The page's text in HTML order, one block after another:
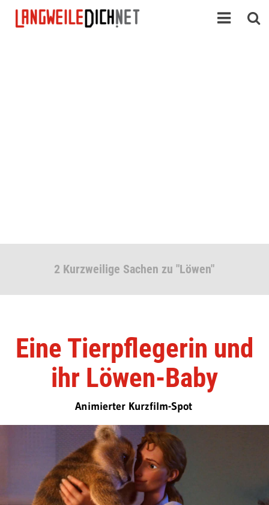
2 Kurzweilige Sachen zu "Löwen"
Eine Tierpflegerin und
ihr Löwen-Baby
Animierter Kurzfilm-Spot